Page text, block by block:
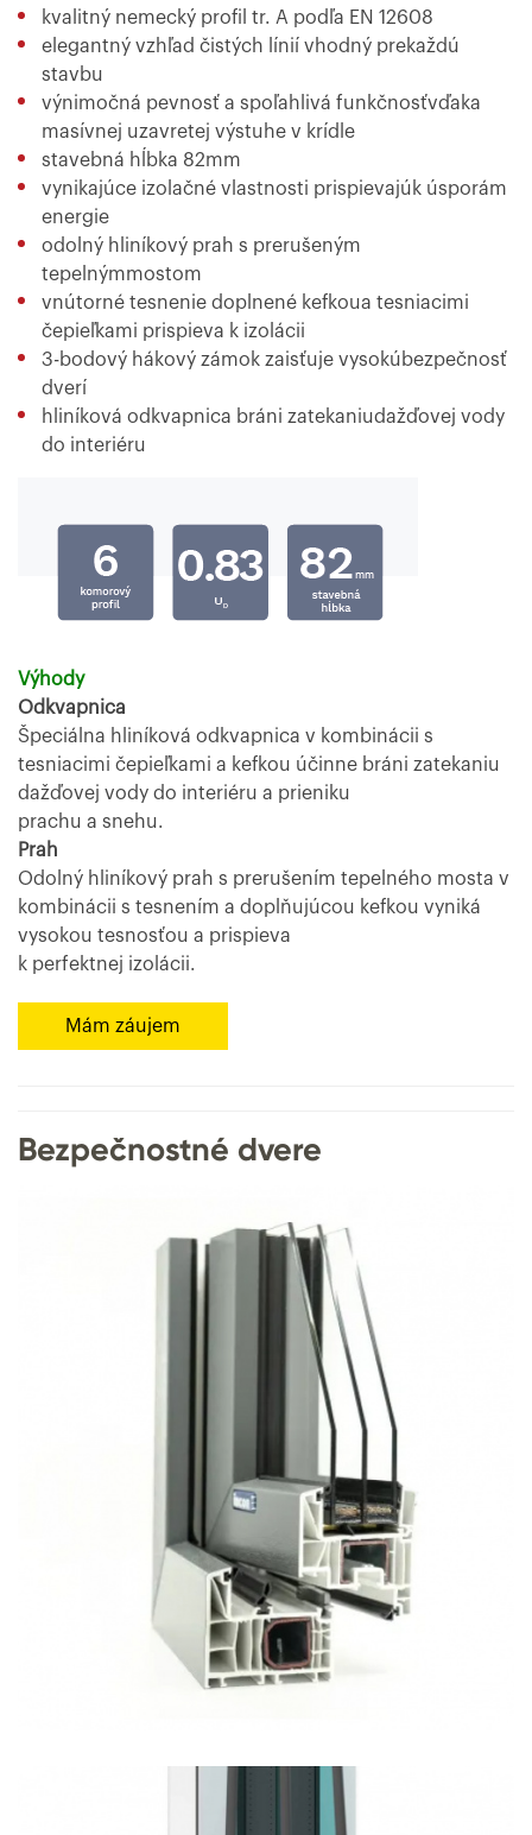
kvalitný nemecký profil tr. A podľa EN 12608
elegantný vzhľad čistých línií vhodný prekaždú
stavbu
výnimočná pevnosť a spoľahlivá funkčnosťvďaka
masívnej uzavretej výstuhe v krídle
stavebná hĺbka 82mm
vynikajúce izolačné vlastnosti prispievajúk úsporám
energie
odolný hliníkový prah s prerušeným
tepelnýmmostom
vnútorné tesnenie doplnené kefkoua tesniacimi
čepieľkami prispieva k izolácii
3-bodový hákový zámok zaisťuje vysokúbezpečnosť
dverí
hliníková odkvapnica bráni zatekaniudažďovej vody
do interiéru
Výhody
Odkvapnica
Špeciálna hliníková odkvapnica v kombinácii s
tesniacimi čepieľkami a kefkou účinne bráni zatekaniu
dažďovej vody do interiéru a prieniku
prachu a snehu.
Prah
Odolný hliníkový prah s prerušením tepelného mosta v
kombinácii s tesnením a doplňujúcou kefkou vyniká
vysokou tesnosťou a prispieva
k perfektnej izolácii.
Mám záujem
Bezpečnostné dvere